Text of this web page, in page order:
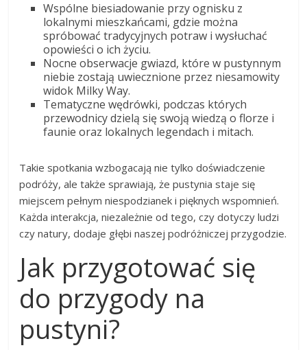
Wspólne biesiadowanie przy ognisku z
lokalnymi mieszkańcami, gdzie można
spróbować tradycyjnych potraw i wysłuchać
opowieści o ich życiu.
Nocne obserwacje gwiazd, które w pustynnym
niebie zostają uwiecznione przez niesamowity
widok Milky Way.
Tematyczne wędrówki, podczas których
przewodnicy dzielą się swoją wiedzą o florze i
faunie oraz lokalnych legendach i mitach.
Takie spotkania wzbogacają nie tylko doświadczenie
podróży, ale także sprawiają, że pustynia staje się
miejscem pełnym niespodzianek i pięknych wspomnień.
Każda interakcja, niezależnie od tego, czy dotyczy ludzi
czy natury, dodaje głębi naszej podróżniczej przygodzie.
Jak przygotować się
do przygody na
pustyni?